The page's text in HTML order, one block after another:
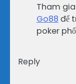
Tham
Go88 để
poker
Reply